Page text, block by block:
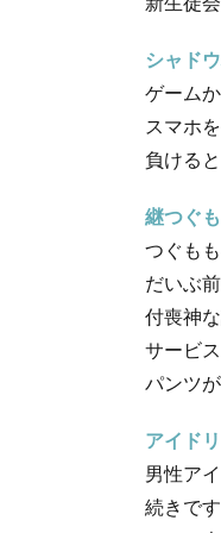
シャド
ゲーム
スマホ
負ける
継つぐ
つぐも
だいぶ
付喪神
サービ
パンツ
アイド
男性ア
続きです